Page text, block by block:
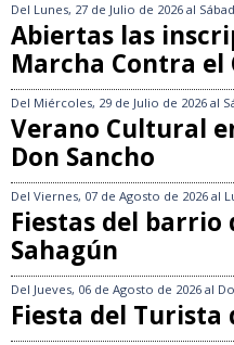
Del Lunes, 27 de Julio de 2026 al
Abiertas las
Marcha Contra el
Del Miércoles, 29 de Julio de 2026 al
Verano Cultural
Don Sancho
Del Viernes, 07 de Agosto de 2026 al
Fiestas del barrio
Sahagún
Del Jueves, 06 de Agosto de 2026 al
Fiesta del Turista